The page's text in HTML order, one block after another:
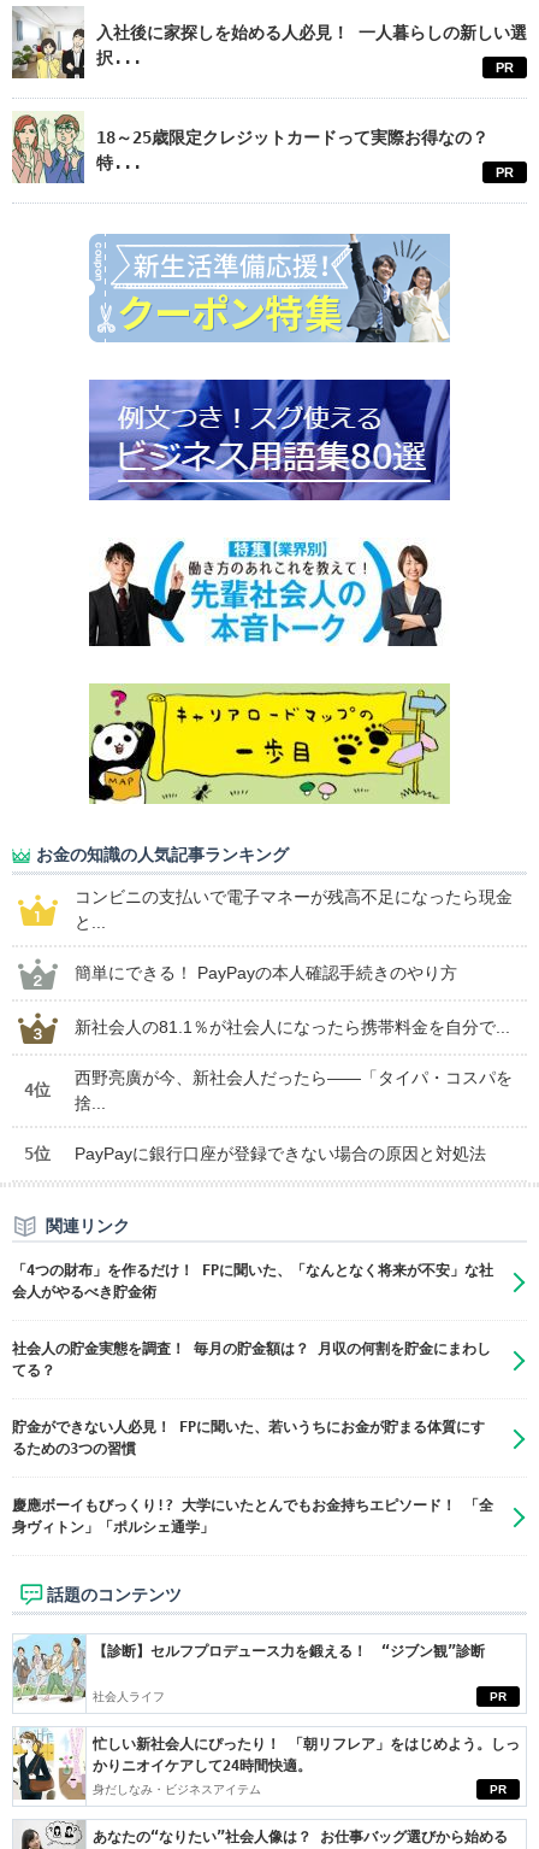
入社後に家探しを始める人必見！ 一人暮らしの新しい選
択...
PR
18～25歳限定クレジットカードって実際お得なの？
特...
PR
お金の知識の人気記事ランキング
コンビニの支払いで電子マネーが残高不足になったら現金
と...
簡単にできる！ PayPayの本人確認手続きのやり方
新社会人の81.1％が社会人になったら携帯料金を自分で...
4位
西野亮廣が今、新社会人だったら――「タイパ・コスパを
捨...
5位 PayPayに銀行口座が登録できない場合の原因と対処法
関連リンク
「4つの財布」を作るだけ！ FPに聞いた、「なんとなく将来が不安」な社
会人がやるべき貯金術
社会人の貯金実態を調査！ 毎月の貯金額は？ 月収の何割を貯金にまわし
てる？
貯金ができない人必見！ FPに聞いた、若いうちにお金が貯まる体質にす
るための3つの習慣
慶應ボーイもびっくり!? 大学にいたとんでもお金持ちエピソード！ 「全
身ヴィトン」「ポルシェ通学」
話題のコンテンツ
PR
【診断】セルフプロデュース力を鍛える！ “ジブン観”診断
社会人ライフ
PR
忙しい新社会人にぴったり！ 「朝リフレア」をはじめよう。しっ
かりニオイケアして24時間快適。
身だしなみ・ビジネスアイテム
あなたの“なりたい”社会人像は？ お仕事バッグ選びから始める